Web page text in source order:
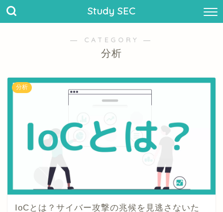
Study SEC
― CATEGORY ―
分析
分析
IoCとは？サイバー攻撃の兆候を見逃さないた